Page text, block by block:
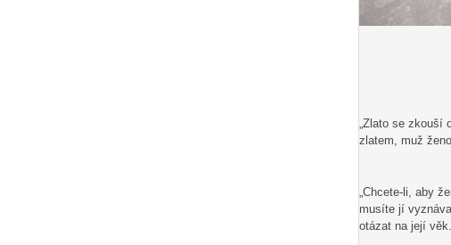
„Zlato se zkouší
zlatem, muž
„Chcete-li, aby
musíte jí
otázat na její